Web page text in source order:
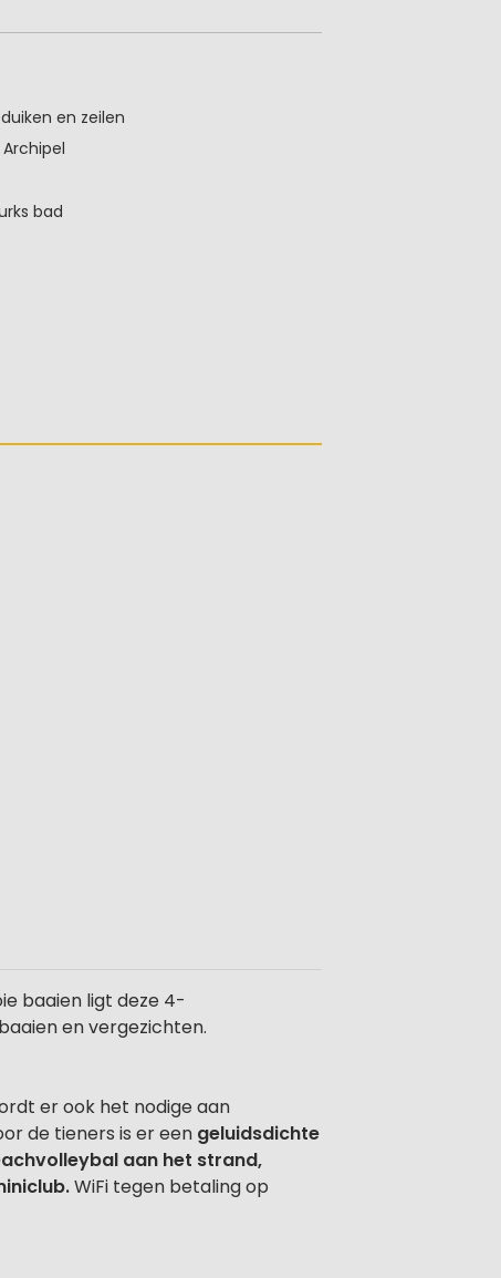
en zeilen
bad
baaien ligt deze 4-
en vergezichten.
er ook het nodige aan
de tieners is er een geluidsdichte
aan het strand,
WiFi tegen betaling op